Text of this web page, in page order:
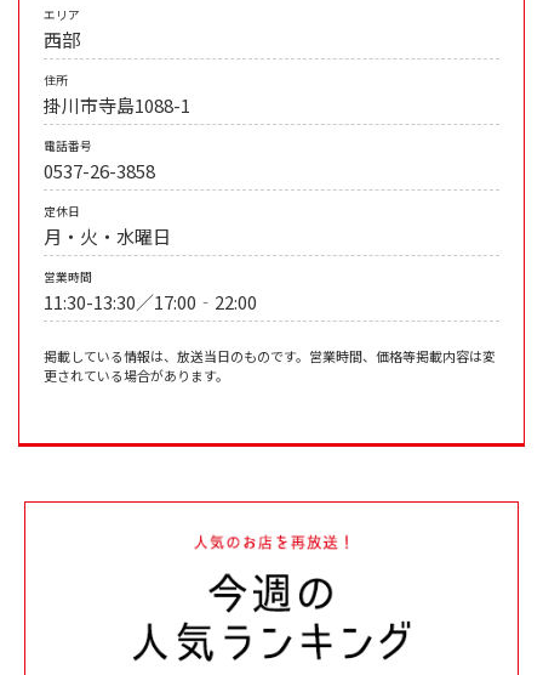
エリア
西部
住所
掛川市寺島1088-1
電話番号
0537-26-3858
定休日
月・火・水曜日
営業時間
11:30-13:30／17:00‐22:00
掲載している情報は、放送当日のものです。営業時間、価格等掲載内容は変
更されている場合があります。